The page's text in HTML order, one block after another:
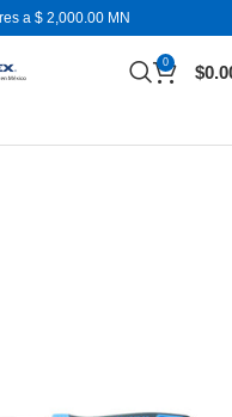
a $ 2,000.00 MN
0 $